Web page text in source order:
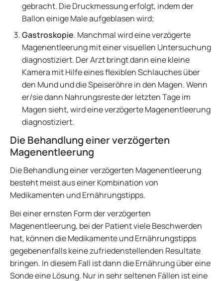
gebracht. Die Druckmessung erfolgt, indem der
Ballon einige Male aufgeblasen wird;
Gastroskopie. Manchmal wird eine verzögerte
Magenentleerung mit einer visuellen Untersuchung
diagnostiziert. Der Arzt bringt dann eine kleine
Kamera mit Hilfe eines flexiblen Schlauches über
den Mund und die Speiseröhre in den Magen. Wenn
er/sie dann Nahrungsreste der letzten Tage im
Magen sieht, wird eine verzögerte Magenentleerung
diagnostiziert.
Die Behandlung einer verzögerten
Magenentleerung
Die Behandlung einer verzögerten Magenentleerung
besteht meist aus einer Kombination von
Medikamenten und Ernährungstipps.
Bei einer ernsten Form der verzögerten
Magenentleerung, bei der Patient viele Beschwerden
hat, können die Medikamente und Ernährungstipps
gegebenenfalls keine zufriedenstellenden Resultate
bringen. In diesem Fall ist dann die Ernährung über eine
Sonde eine Lösung. Nur in sehr seltenen Fällen ist eine